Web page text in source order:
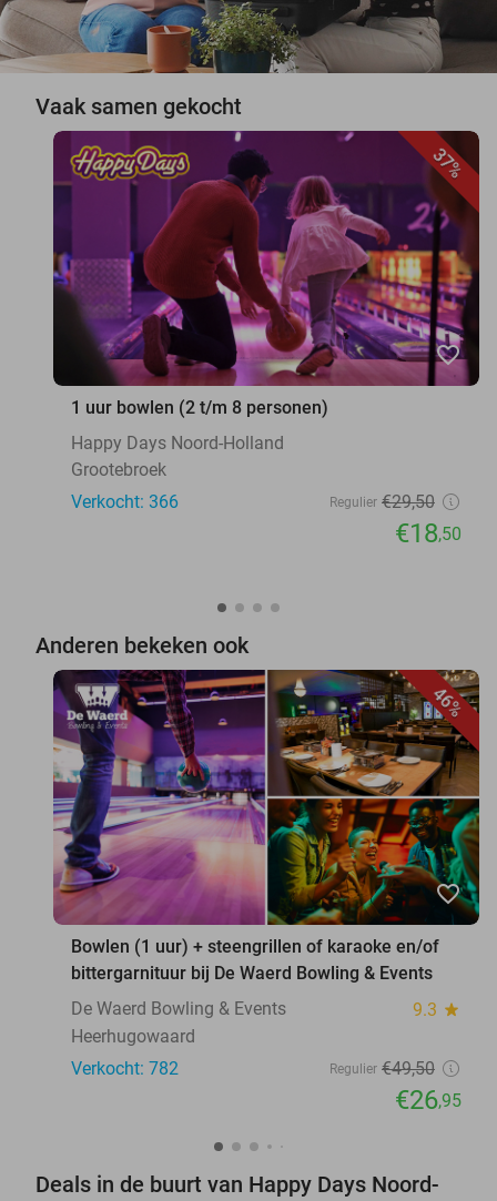
Vaak samen gekocht
37%
favorite_border
1 uur bowlen (2 t/m 8 personen)
Happy Days Noord-Holland
Grootebroek
Verkocht: 366
Regulier €29,50
€18,50
Anderen bekeken ook
46%
favorite_border
Bowlen (1 uur) + steengrillen of karaoke en/of
bittergarnituur bij De Waerd Bowling & Events
De Waerd Bowling & Events
9.3 star
Heerhugowaard
Verkocht: 782
Regulier €49,50
€26,95
Deals in de buurt van Happy Days Noord-